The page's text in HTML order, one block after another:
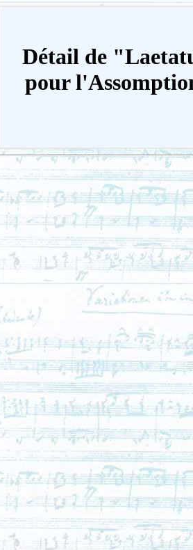
Détail de
pour